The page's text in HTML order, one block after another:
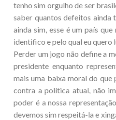
tenho sim orgulho de ser
saber quantos defeitos ainda
ainda sim, esse é um país
identifico e pelo qual eu quero
Perder um jogo não define a
presidente enquanto
mais uma baixa moral do que
contra a política atual, não
poder é a nossa
devemos sim respeitá-la e